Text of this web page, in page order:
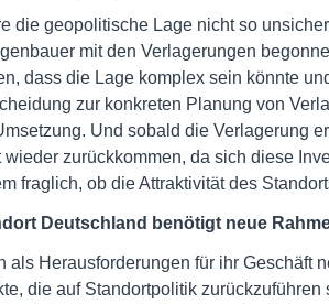
die geopolitische Lage nicht so
mit den Verlagerungen
dass die Lage komplex sein könnte
zur konkreten Planung von
Und sobald die Verlagerung
wieder zurückkommen, da sich diese
fraglich, ob die Attraktivität des
Deutschland benötigt neue
als Herausforderungen für ihr Geschäft
die auf Standortpolitik